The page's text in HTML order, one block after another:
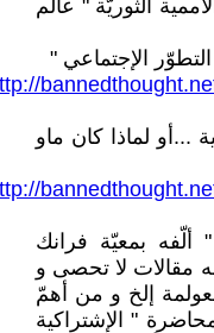
الثوريّة " عالم
الإجتماعي "
...أو لماذا كان ماو
ألّفه بمعيّة فرانك
مقالات لا تحصى و
إلخ و من أهمّ
" الإشتراكية